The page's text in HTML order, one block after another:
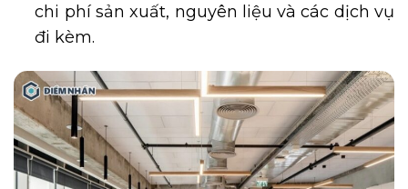
chi phí sản xuất, nguyên liệu và các dịch vụ
đi kèm.